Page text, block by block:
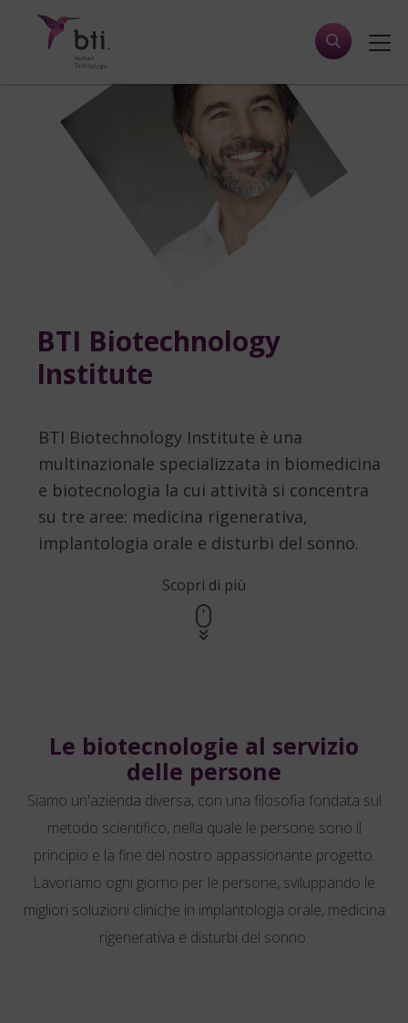
BTI Biotechnology
Institute
BTI Biotechnology Institute è una
multinazionale specializzata in biomedicina
e biotecnologia la cui attività si concentra
su tre aree: medicina rigenerativa,
implantologia orale e disturbi del sonno.
Scopri di più
Le biotecnologie al servizio
delle persone
Siamo un'azienda diversa, con una filosofia fondata sul
metodo scientifico, nella quale le persone sono il
principio e la fine del nostro appassionante progetto.
Lavoriamo ogni giorno per le persone, sviluppando le
migliori soluzioni cliniche in implantologia orale, medicina
rigenerativa e disturbi del sonno.